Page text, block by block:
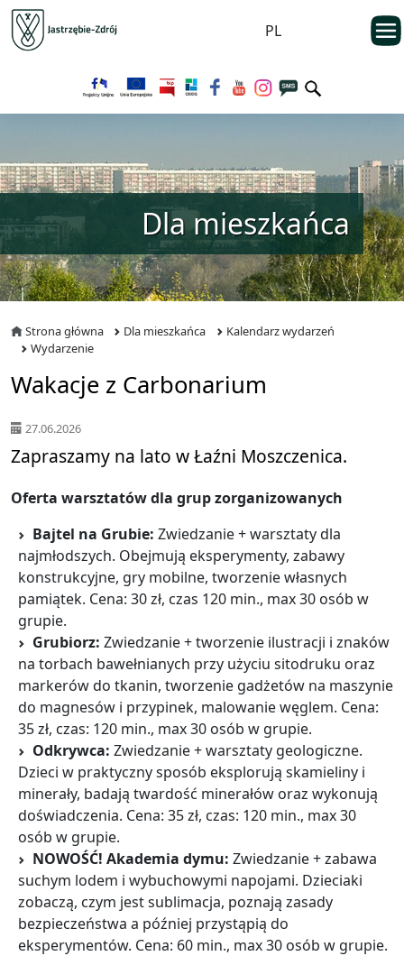
Przejdź do menu głównego
Przejdź do treści
PL
Dla mieszkańca
Strona główna Dla mieszkańca
Kalendarz wydarzeń
Wydarzenie
Wakacje z Carbonarium
27.06.2026
Zapraszamy na lato w Łaźni Moszczenica.
Oferta warsztatów dla grup zorganizowanych
Bajtel na Grubie: Zwiedzanie + warsztaty dla
najmłodszych. Obejmują eksperymenty, zabawy
konstrukcyjne, gry mobilne, tworzenie własnych
pamiątek. Cena: 30 zł, czas 120 min., max 30 osób w
grupie.
Grubiorz: Zwiedzanie + tworzenie ilustracji i znaków
na torbach bawełnianych przy użyciu sitodruku oraz
markerów do tkanin, tworzenie gadżetów na maszynie
do magnesów i przypinek, malowanie węglem. Cena:
35 zł, czas: 120 min., max 30 osób w grupie.
Odkrywca: Zwiedzanie + warsztaty geologiczne.
Dzieci w praktyczny sposób eksplorują skamieliny i
minerały, badają twardość minerałów oraz wykonują
doświadczenia. Cena: 35 zł, czas: 120 min., max 30
osób w grupie.
NOWOŚĆ! Akademia dymu: Zwiedzanie + zabawa
suchym lodem i wybuchowymi napojami. Dzieciaki
zobaczą, czym jest sublimacja, poznają zasady
bezpieczeństwa a później przystąpią do
eksperymentów. Cena: 60 min., max 30 osób w grupie.